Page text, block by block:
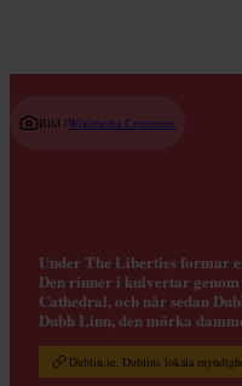
Bild /Wikimedia Commons
Under The Liberties formar
Den rinner i kulvertar
Cathedral, och når sedan
Dubh Linn, den mörka
Dublin.ie, Dublins lokala